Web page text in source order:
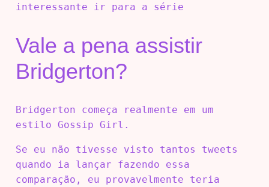
interessante ir para a série
Vale a pena assistir
Bridgerton?
Bridgerton começa realmente em um
estilo Gossip Girl.
Se eu não tivesse visto tantos tweets
quando ia lançar fazendo essa
comparação, eu provavelmente teria